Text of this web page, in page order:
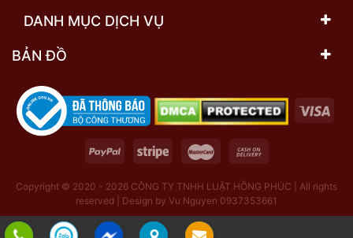
DANH MỤC DỊCH VỤ
BẢN ĐỒ
Copyright © 2020 - 2026 CÔNG TY TNHH LUẬT HỒNG PHÚC | All rights
reserved | Design by Vu Nguyen 0937353661